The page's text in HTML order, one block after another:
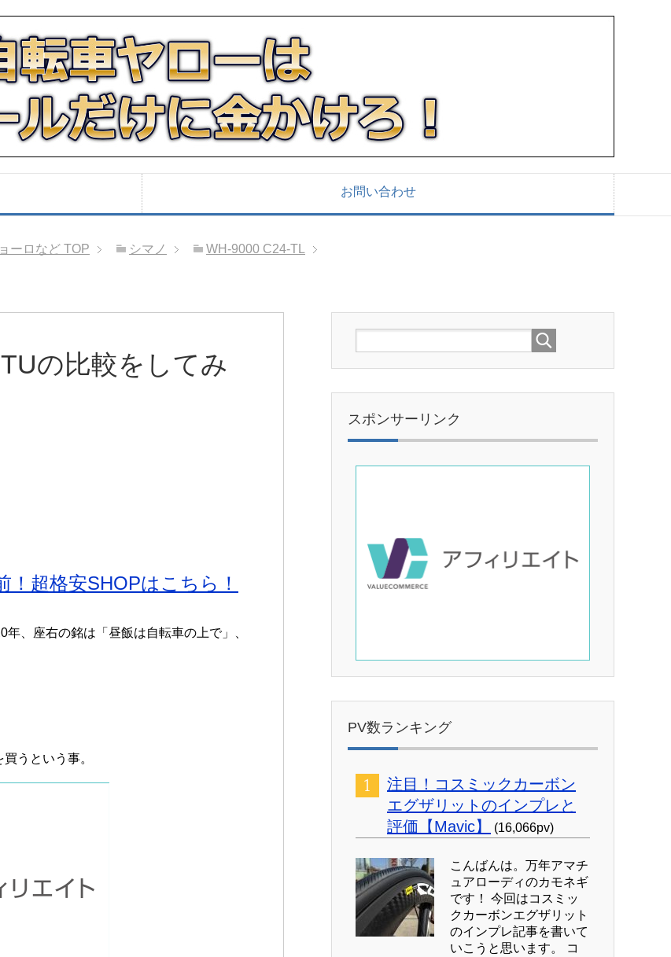
お問い合わせ
ーロなど TOP シマノ
WH-9000 C24-TL
の比較をしてみ
超格安SHOPはこちら！
、座右の銘は「昼飯は自転車の上で」、
うという事。
スポンサーリンク
PV数ランキング
注目！コスミックカーボン
エグザリットのインプレと
評価【Mavic】
(16,066pv)
こんばんは。万年アマチ
ュアローディのカモネギ
です！ 今回はコスミッ
クカーボンエグザリット
のインプレ記事を書いて
いこうと思います。 コ